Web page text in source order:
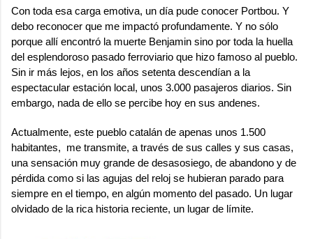
Con toda esa carga emotiva, un día pude conocer Portbou. Y
debo reconocer que me impactó profundamente. Y no sólo
porque allí encontró la muerte Benjamin sino por toda la huella
del esplendoroso pasado ferroviario que hizo famoso al pueblo.
Sin ir más lejos, en los años setenta descendían a la
espectacular estación local, unos 3.000 pasajeros diarios. Sin
embargo, nada de ello se percibe hoy en sus andenes.
Actualmente, este pueblo catalán de apenas unos 1.500
habitantes, me transmite, a través de sus calles y sus casas,
una sensación muy grande de desasosiego, de abandono y de
pérdida como si las agujas del reloj se hubieran parado para
siempre en el tiempo, en algún momento del pasado. Un lugar
olvidado de la rica historia reciente, un lugar de límite.